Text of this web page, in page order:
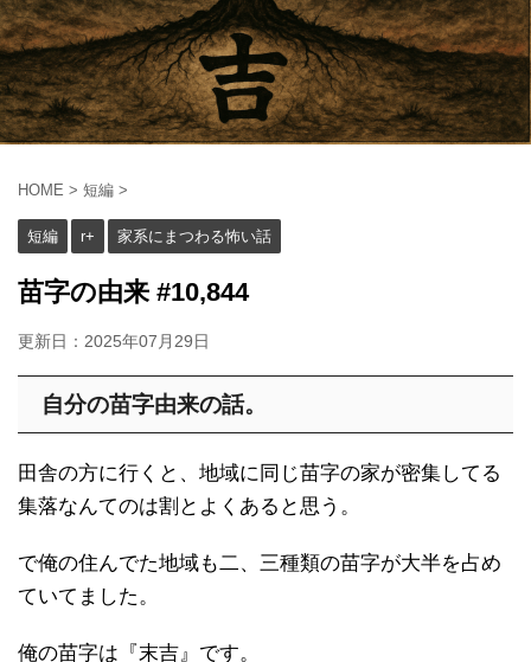
HOME > 短編 >
短編 r+ 家系にまつわる怖い話
苗字の由来 #10,844
更新日： 2025年07月29日
自分の苗字由来の話。
田舎の方に行くと、地域に同じ苗字の家が密集してる
集落なんてのは割とよくあると思う。
で俺の住んでた地域も二、三種類の苗字が大半を占め
ていてました。
俺の苗字は『末吉』です。